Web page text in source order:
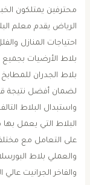
محترفين يمتلكون
الرياض يقدم معلم
احتياجات المنازل
بلاط الأرضيات بجميع
بلاط الجدران
لضمان أفضل نتيجة
واستبدال البلاط
البلاط التي يعمل بها
على التعامل مع
والعملي بلاط
والفاخر الجرانيت